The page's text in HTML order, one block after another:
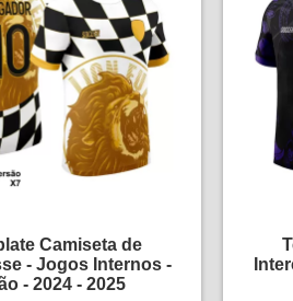
Camiseta de
- Jogos Internos -
- 2024 - 2025